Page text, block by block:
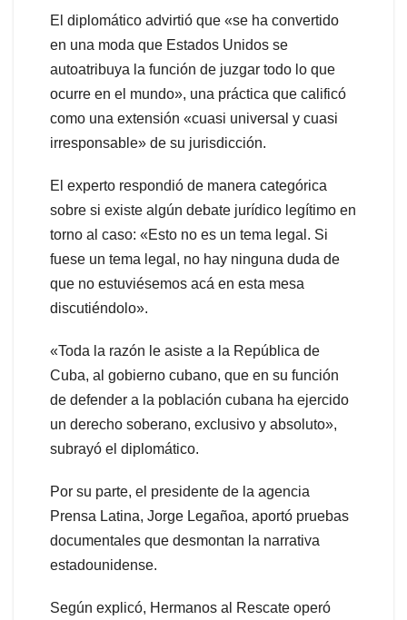
El diplomático advirtió que «se ha convertido
en una moda que Estados Unidos se
autoatribuya la función de juzgar todo lo que
ocurre en el mundo», una práctica que calificó
como una extensión «cuasi universal y cuasi
irresponsable» de su jurisdicción.
El experto respondió de manera categórica
sobre si existe algún debate jurídico legítimo en
torno al caso: «Esto no es un tema legal. Si
fuese un tema legal, no hay ninguna duda de
que no estuviésemos acá en esta mesa
discutiéndolo».
«Toda la razón le asiste a la República de
Cuba, al gobierno cubano, que en su función
de defender a la población cubana ha ejercido
un derecho soberano, exclusivo y absoluto»,
subrayó el diplomático.
Por su parte, el presidente de la agencia
Prensa Latina, Jorge Legañoa, aportó pruebas
documentales que desmontan la narrativa
estadounidense.
Según explicó, Hermanos al Rescate operó